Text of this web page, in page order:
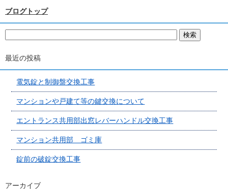
ブログトップ
最近の投稿
電気錠と制御盤交換工事
マンションや戸建て等の鍵交換について
エントランス共用部出窓レバーハンドル交換工事
マンション共用部 ゴミ庫
錠前の破錠交換工事
アーカイブ